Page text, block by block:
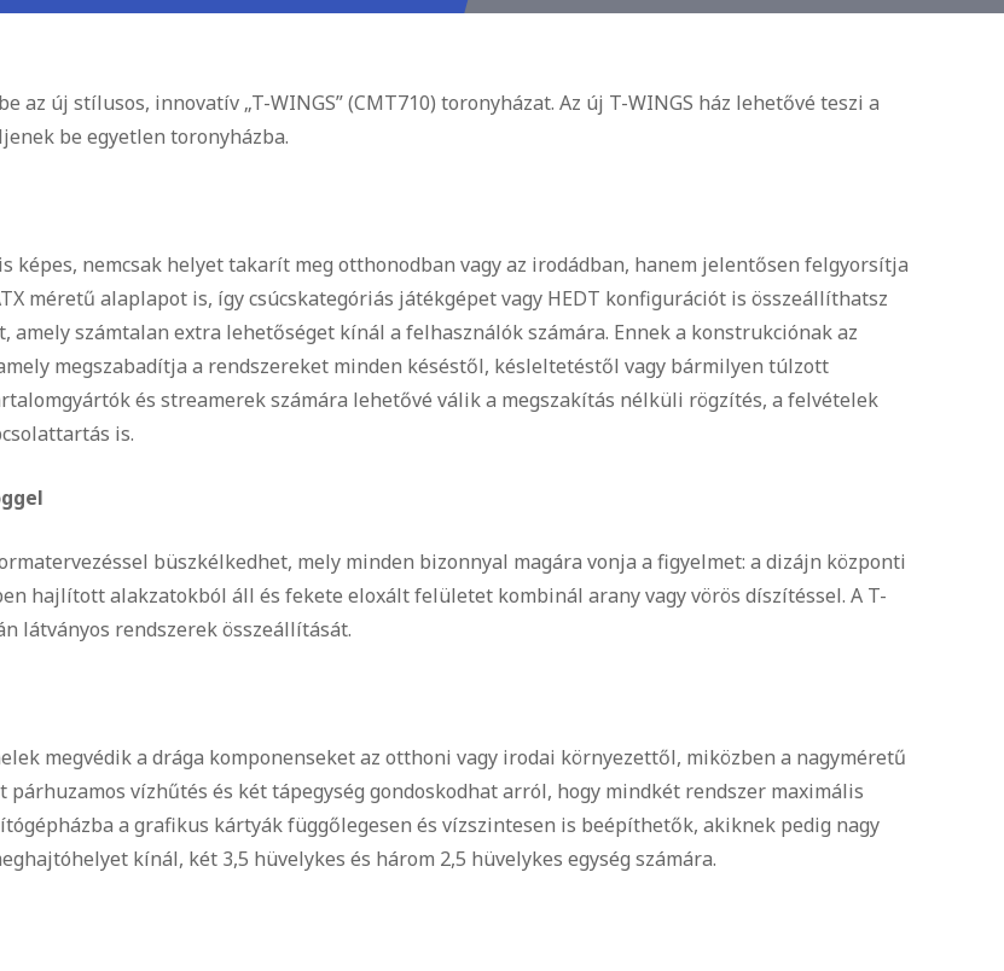
az új stílusos, innovatív „T-WINGS” (CMT710) toronyházat. Az új T-WINGS ház lehetővé teszi a
be egyetlen toronyházba.
képes, nemcsak helyet takarít meg otthonodban vagy az irodádban, hanem jelentősen felgyorsítja
méretű alaplapot is, így csúcskategóriás játékgépet vagy HEDT konfigurációt is összeállíthatsz
számtalan extra lehetőséget kínál a felhasználók számára. Ennek a konstrukciónak az
megszabadítja a rendszereket minden késéstől, késleltetéstől vagy bármilyen túlzott
és streamerek számára lehetővé válik a megszakítás nélküli rögzítés, a felvételek
is.
büszkélkedhet, mely minden bizonnyal magára vonja a figyelmet: a dizájn központi
hajlított alakzatokból áll és fekete eloxált felületet kombinál arany vagy vörös díszítéssel. A T-
látványos rendszerek összeállítását.
megvédik a drága komponenseket az otthoni vagy irodai környezettől, miközben a nagyméretű
vízhűtés és két tápegység gondoskodhat arról, hogy mindkét rendszer maximális
a grafikus kártyák függőlegesen és vízszintesen is beépíthetők, akiknek pedig nagy
kínál, két 3,5 hüvelykes és három 2,5 hüvelykes egység számára.